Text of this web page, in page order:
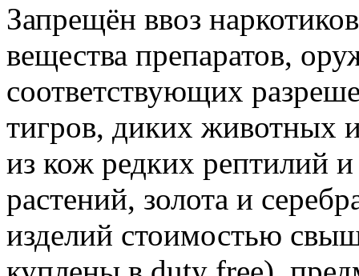
Запрещён ввоз
вещества препаратов,
соответствующих
тигров, диких животных
из кож редких рептилий
растений, золота и
изделий стоимостью